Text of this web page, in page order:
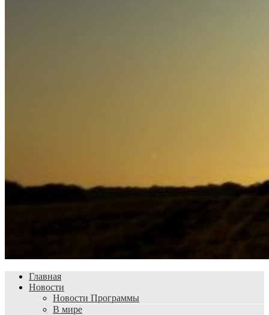
Главная
Новости
Новости Программы
В мире